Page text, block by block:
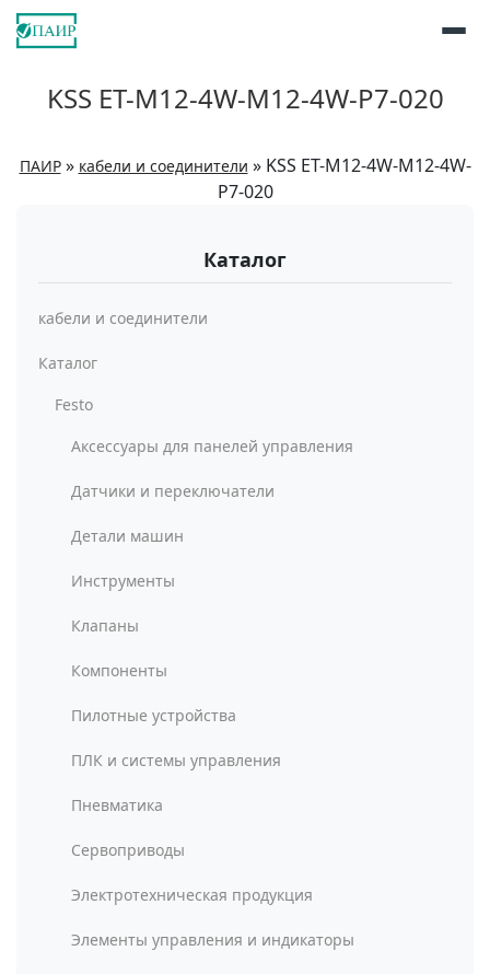
KSS ET-M12-4W-M12-4W-P7-020
ПАИР» кабели и соединители » KSS ET-M12-4W-M12-4W-
P7-020
Каталог
кабели и соединители
Каталог
Festo
Аксессуары для панелей управления
Датчики и переключатели
Детали машин
Инструменты
Клапаны
Компоненты
Пилотные устройства
ПЛК и системы управления
Пневматика
Сервоприводы
Электротехническая продукция
Элементы управления и индикаторы